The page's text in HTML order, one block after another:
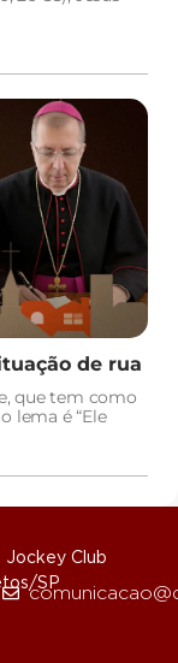
de rua
que tem como
lema é “Ele
Jockey Club
SP